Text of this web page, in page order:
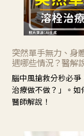
突然單手無力、身
遇哪些情況？醫解
腦中風搶救分秒必
治療做不做？」。
醫師解說！